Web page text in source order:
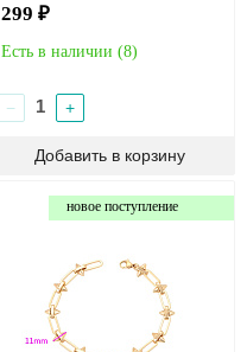
299 ₽
Есть в наличии (8)
− +
новое поступление